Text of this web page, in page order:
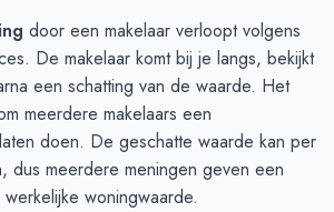
door een makelaar verloopt volgens
De makelaar komt bij je langs, bekijkt
een schatting van de waarde. Het
meerdere makelaars een
doen. De geschatte waarde kan per
dus meerdere meningen geven een
woningwaarde.